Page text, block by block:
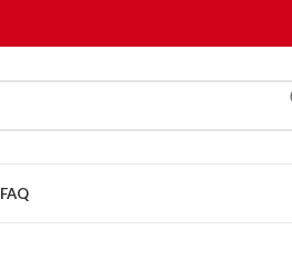
FAQ